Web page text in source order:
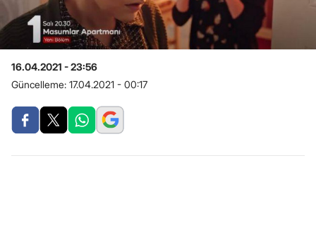
16.04.2021 - 23:56
Güncelleme: 17.04.2021 - 00:17